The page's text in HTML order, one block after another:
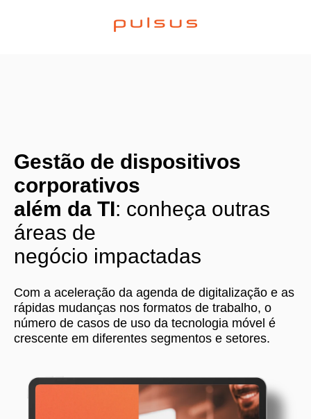
Gestão de dispositivos
corporativos
além da TI: conheça outras
áreas de
negócio impactadas
Com a aceleração da agenda de digitalização e as
rápidas mudanças nos formatos de trabalho, o
número de casos de uso da tecnologia móvel é
crescente em diferentes segmentos e setores.